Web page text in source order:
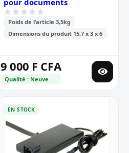
pour documents
Poids de l’article 3,5kg
Dimensions du produit 15,7 x 3 x 6
9 000 F CFA
Qualité : Neuve
EN STOCK